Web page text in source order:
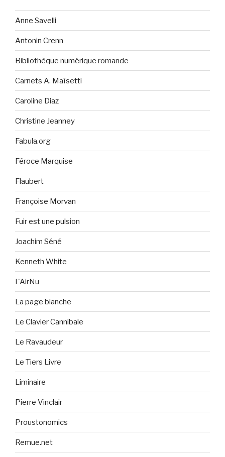
Anne Savelli
Antonin Crenn
Bibliothèque numérique romande
Carnets A. Maïsetti
Caroline Diaz
Christine Jeanney
Fabula.org
Féroce Marquise
Flaubert
Françoise Morvan
Fuir est une pulsion
Joachim Séné
Kenneth White
L'AirNu
La page blanche
Le Clavier Cannibale
Le Ravaudeur
Le Tiers Livre
Liminaire
Pierre Vinclair
Proustonomics
Remue.net